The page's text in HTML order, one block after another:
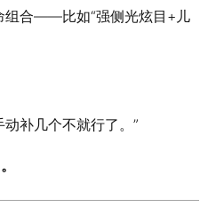
组合——比如“强侧光炫目+儿
补几个不就行了。”